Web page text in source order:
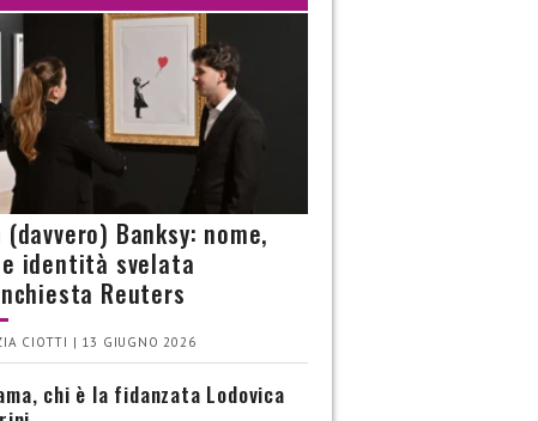
(davvero) Banksy: nome,
identità svelata
Reuters
CIOTTI | 13 GIUGNO 2026
chi è la fidanzata Lodovica